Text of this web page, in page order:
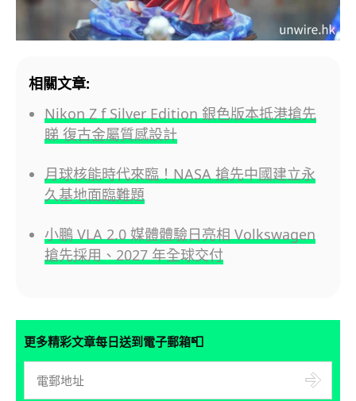
相關文章:
Nikon Z f Silver Edition 銀色版本抵港搶先
睇 復古金屬質感設計
月球核能時代來臨！NASA 搶先中國建立永
久基地面臨難題
小鵬 VLA 2.0 媒體體驗日亮相 Volkswagen
搶先採用、2027 年全球交付
更多精彩文章每日送到電子郵箱📮